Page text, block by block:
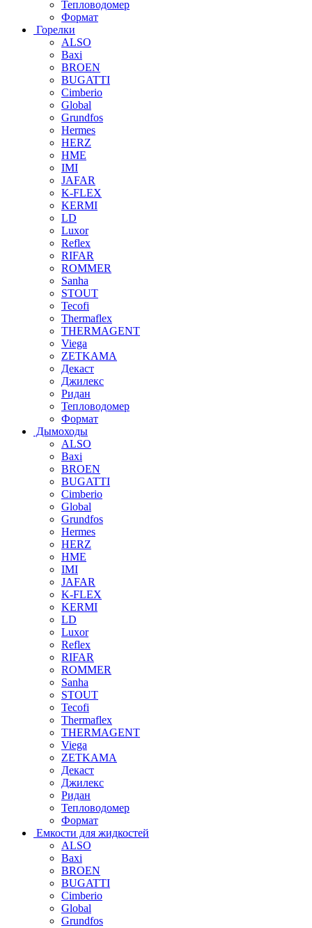
Тепловодомер
Формат
Горелки
ALSO
Baxi
BROEN
BUGATTI
Cimberio
Global
Grundfos
Hermes
HERZ
HME
IMI
JAFAR
K-FLEX
KERMI
LD
Luxor
Reflex
RIFAR
ROMMER
Sanha
STOUT
Tecofi
Thermaflex
THERMAGENT
Viega
ZETKAMA
Декаст
Джилекс
Ридан
Тепловодомер
Формат
Дымоходы
ALSO
Baxi
BROEN
BUGATTI
Cimberio
Global
Grundfos
Hermes
HERZ
HME
IMI
JAFAR
K-FLEX
KERMI
LD
Luxor
Reflex
RIFAR
ROMMER
Sanha
STOUT
Tecofi
Thermaflex
THERMAGENT
Viega
ZETKAMA
Декаст
Джилекс
Ридан
Тепловодомер
Формат
Емкости для жидкостей
ALSO
Baxi
BROEN
BUGATTI
Cimberio
Global
Grundfos